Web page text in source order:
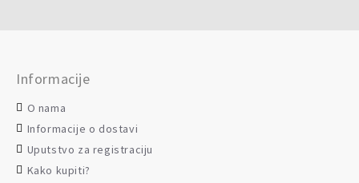
Informacije
O nama
Informacije o dostavi
Uputstvo za registraciju
Kako kupiti?